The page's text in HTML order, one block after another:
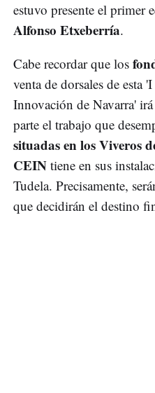
estuvo presente el primer
Alfonso Etxeberría.
Cabe recordar que los
venta de dorsales de esta
Innovación de Navarra'
parte el trabajo que
situadas en los Viveros
CEIN tiene en sus
Tudela. Precisamente,
que decidirán el destino